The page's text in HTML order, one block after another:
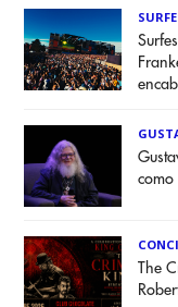
como
The